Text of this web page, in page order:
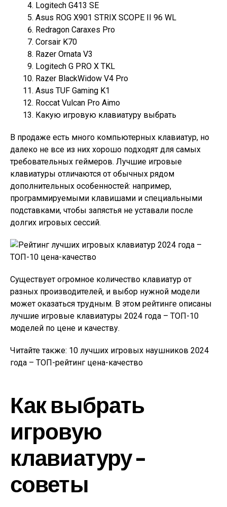
Logitech G413 SE
Asus ROG X901 STRIX SCOPE II 96 WL
Redragon Caraxes Pro
Corsair K70
Razer Ornata V3
Logitech G PRO X TKL
Razer BlackWidow V4 Pro
Asus TUF Gaming K1
Roccat Vulcan Pro Aimo
Какую игровую клавиатуру выбрать
В продаже есть много компьютерных клавиатур, но
далеко не все из них хорошо подходят для самых
требовательных геймеров. Лучшие игровые
клавиатуры отличаются от обычных рядом
дополнительных особенностей: например,
программируемыми клавишами и специальными
подставками, чтобы запястья не уставали после
долгих игровых сессий.
Существует огромное количество клавиатур от
разных производителей, и выбор нужной модели
может оказаться трудным. В этом рейтинге описаны
лучшие игровые клавиатуры 2024 года – ТОП-10
моделей по цене и качеству.
Читайте также: 10 лучших игровых наушников 2024
года – ТОП-рейтинг цена-качество
Как выбрать
игровую
клавиатуру –
советы